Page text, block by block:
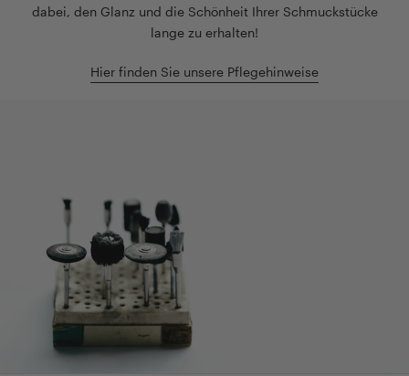
dabei, den Glanz und die Schönheit Ihrer Schmuckstücke
lange zu erhalten!
Hier finden Sie unsere Pflegehinweise